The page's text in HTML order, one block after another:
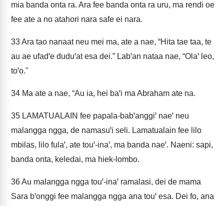
mia banda onta ra. Ara fee banda onta ra uru, ma rendi oe
fee ate a no atahori nara safe ei nara.
33Ara tao nanaat neu mei ma, ate a nae, “Hita tae taa, te
au ae ufadꞌe duduꞌat esa dei.” Labꞌan nataa nae, “Olaꞌ leo,
toꞌo."
34 Ma ate a nae, “Au ia, hei baꞌi ma Abraham ate na.
35 LAMATUALAIN fee papala-babꞌanggiꞌ naeꞌ neu
malangga ngga, de namasuꞌi seli. Lamatualain fee lilo
mbilas, lilo fulaꞌ, ate touꞌ-inaꞌ, ma banda naeꞌ. Naeni: sapi,
banda onta, keledai, ma hiek-lombo.
36Au malangga ngga touꞌ-inaꞌ ramalasi, dei de mama
Sara bꞌonggi fee malangga ngga ana touꞌ esa. Dei fo, ana